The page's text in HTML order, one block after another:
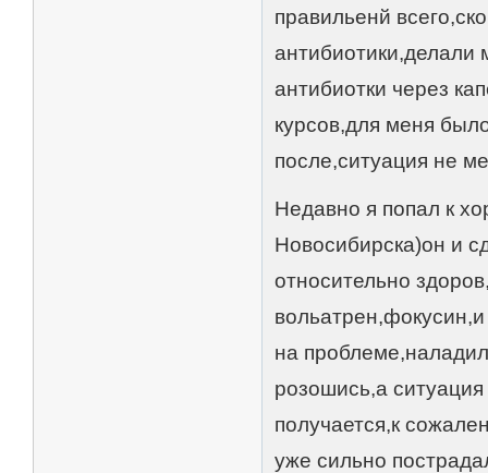
правильенй
антибиотики,делали
антибиотки через
курсов,для меня
после,ситуация не
Недавно я попал к
Новосибирска)он и
относительно
на
розошись,а
получается,к
уже сильно